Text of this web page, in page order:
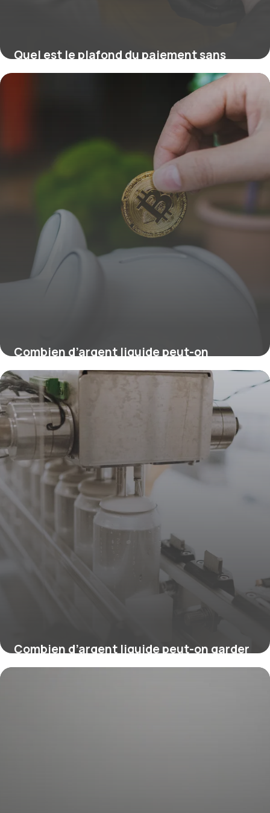
Quel est le plafond du paiement sans
contact ?
Combien d’argent liquide peut-on
emporter en voyage ?
16 juillet 2026
Combien d’argent liquide peut-on garder
chez soi ?